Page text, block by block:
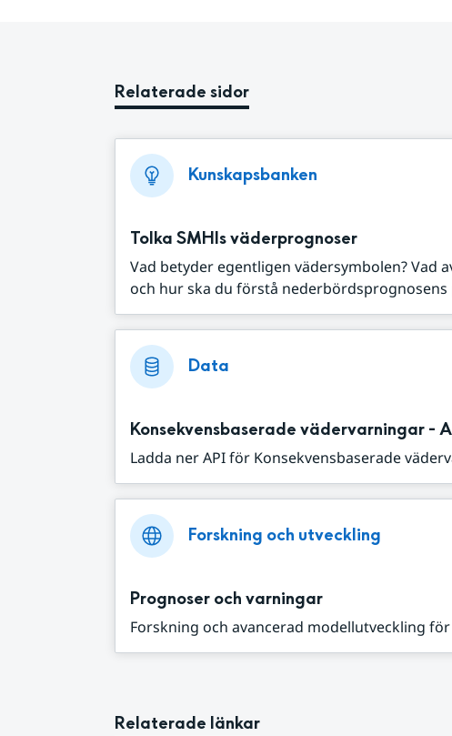
Relaterade sidor
Kunskapsbanken
Tolka SMHIs väderprognoser
Vad betyder egentligen vädersymbolen? Vad
och hur ska du förstå
Data
Konsekvensbaserade vädervarningar -
Ladda ner API för Konsekvensbaserade
Forskning och utveckling
Prognoser och varningar
Forskning och avancerad modellutveckling
Relaterade länkar